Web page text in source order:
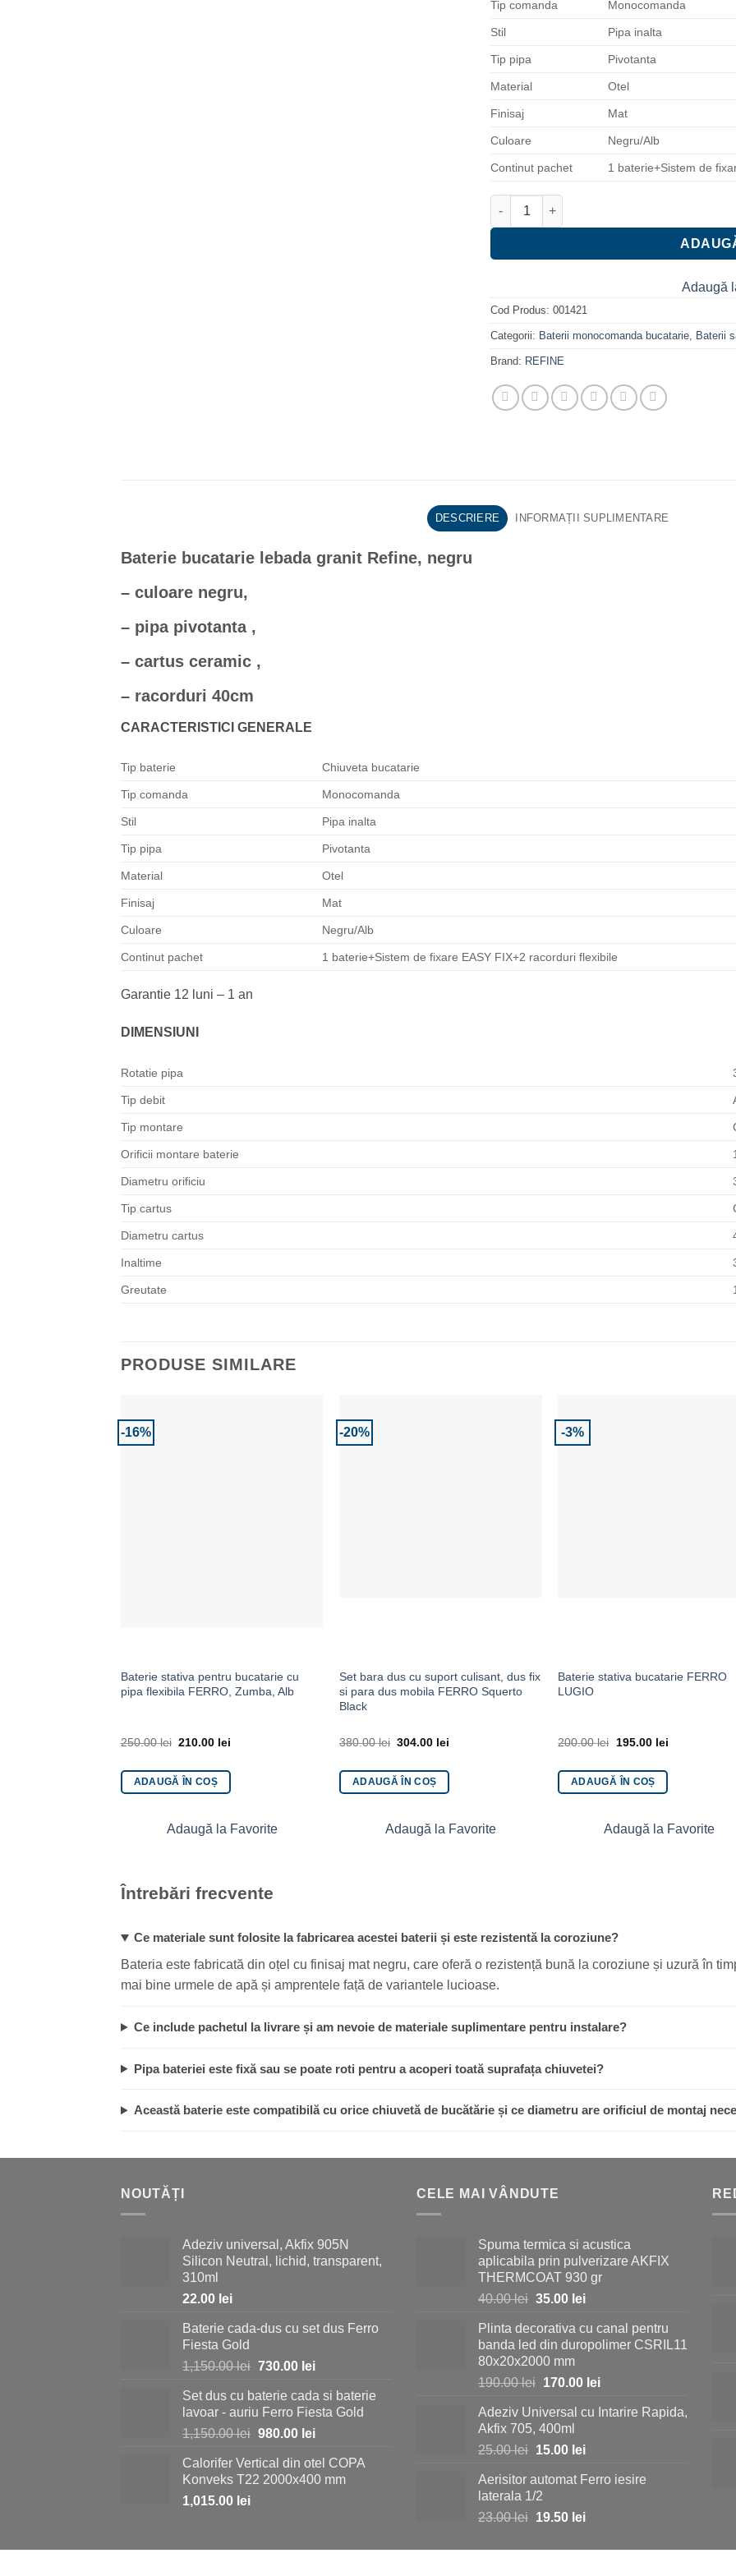
Tip comanda Monocomanda
Stil Pipa inalta
Tip pipa Pivotanta
Material Otel
Finisaj Mat
Culoare Negru/Alb
Continut pachet 1 baterie+Sistem de
Cantitate Baterie bucatarie lebada granit
Adaugă
Cod Produs: 001421
Categorii: Baterii monocomanda bucatarie Baterii
Brand: REFINE
DESCRIERE INFORMAȚII SUPLIMENTARE
Baterie bucatarie lebada granit Refine, negru
– culoare negru,
– pipa pivotanta ,
– cartus ceramic ,
– racorduri 40cm
CARACTERISTICI GENERALE
Tip baterie Chiuveta bucatarie
Tip comanda Monocomanda
Stil Pipa inalta
Tip pipa Pivotanta
Material Otel
Finisaj Mat
Culoare Negru/Alb
Continut pachet 1 baterie+Sistem de fixare EASY FIX+2 racorduri flexibile
Garantie 12 luni – 1 an
DIMENSIUNI
Rotatie pipa
Tip debit
Tip montare
Orificii montare baterie 1
Diametru orificiu
Tip cartus
Diametru cartus
Inaltime
Greutate
PRODUSE SIMILARE
-16%
Baterie stativa pentru bucatarie cu
pipa flexibila FERRO, Zumba, Alb
250.00lei 210.00 lei
ADAUGĂ ÎN COȘ
Adaugă la Favorite
-20%
Set bara dus cu suport culisant, dus fix
si para dus mobila FERRO Squerto
Black
380.00lei 304.00 lei
ADAUGĂ ÎN COȘ
Adaugă la Favorite
-3%
Baterie stativa bucatarie FERRO
LUGIO
200.00lei 195.00 lei
ADAUGĂ ÎN COȘ
Adaugă la Favorite
Întrebări frecvente
Ce materiale sunt folosite la fabricarea acestei baterii și este rezistentă la coroziune?
Bateria este fabricată din oțel cu finisaj mat negru, care oferă o rezistență bună la coroziune și uzură în
mai bine urmele de apă și amprentele față de variantele lucioase.
Ce include pachetul la livrare și am nevoie de materiale suplimentare pentru instalare?
Pipa bateriei este fixă sau se poate roti pentru a acoperi toată suprafața chiuvetei?
Această baterie este compatibilă cu orice chiuvetă de bucătărie și ce diametru are orificiul de montaj
NOUTĂȚI
Adeziv universal, Akfix 905N
Silicon Neutral, lichid, transparent,
310ml
22.00 lei
Baterie cada-dus cu set dus Ferro
Fiesta Gold
1,150.00lei Prețul
a
fost:
1,150.00 lei.
730.00 leiPrețul
este:
730.00 lei.
Set dus cu baterie cada si baterie
lavoar - auriu Ferro Fiesta Gold
1,150.00lei Prețul
a
fost:
980.00 leiPrețul
este:
980.00 lei.
Calorifer Vertical din otel COPA
Konveks T22 2000x400 mm
1,015.00 lei
CELE MAI VÂNDUTE
Spuma termica si acustica
aplicabila prin pulverizare AKFIX
THERMCOAT 930 gr
40.00lei Prețul
a
fost:
40.00 lei.
35.00 leiPrețul
este:
35.00 lei.
Plinta decorativa cu canal pentru
banda led din duropolimer CSRIL11
80x20x2000 mm
190.00lei Prețul
a
fost:
190.00 lei.
170.00 leiPrețul
este:
Adeziv Universal cu Intarire Rapida,
Akfix 705, 400ml
25.00lei Prețul
a
fost:
25.00 lei.
15.00 leiPrețul
este:
Aerisitor automat Ferro iesire
laterala 1/2
23.00lei Prețul
a
19.50 leiPrețul
este: